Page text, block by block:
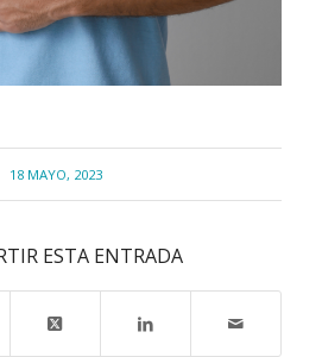
18 MAYO, 2023
ESTA ENTRADA